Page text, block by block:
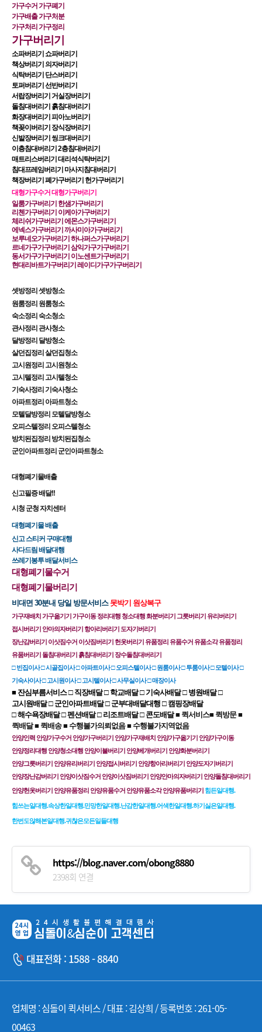
가구수거 가구폐기
가구배출 가구처분
가구처리 가구정리
가구버리기
소파버리기 쇼파버리기
책상버리기 의자버리기
식탁버리기 단스버리기
토퍼버리기 선반버리기
서랍장버리기 거실장버리기
돌침대버리기 흙침대버리기
화장대버리기 피아노버리기
책꽂이버리기 장식장버리기
신발장버리기 씽크대버리기
이층침대버리기 2층침대버리기
매트리스버리기 대리석식탁버리기
침대프레임버리기 마사지침대버리기
책장버리기 폐가구버리기 헌가구버리기
대형가구수거 대형가구버리기
일룸가구버리기 한샘가구버리기
리첸가구버리기 이케아가구버리기
체리쉬가구버리기 에몬스가구버리기
에넥스가구버리기 까사미아가구버리기
보루네오가구버리기 하나퍼스가구버리기
르네가구가구버리기 삼익가구가구버리기
동서가구가구버리기 이노센트가구버리기
현대리바트가구버리기 레이디가구가구버리기
​셋방정리 셋방청소
원룸정리 원룸청소
숙소정리 숙소청소
관사정리 관사청소
달방정리 달방청소
살던집정리 살던집청소
고시원정리 고시원청소
고시텔정리 고시텔청소
기숙사정리 기숙사청소
아파트정리 아파트청소
모텔달방정리 모텔달방청소
오피스텔정리 오피스텔청소
방치된집정리 방치된집청소
군인아파트정리 군인아파트청소 ​
대형폐기물배출
신고필증 배달!!
시청 군청 자치센터
대형폐기물 배출
신고 스티커 구매대행
사다드림 배달대행
쓰레기봉투 배달서비스
​대형폐기물수거
대형폐기물버리기
비대면 30분내 당일 방문​서비스​ 못박기 원상복구
가구재배치 가구옮기기 가구이동 정리대행 청소대행 화분버리기 그릇버리기 유리버리기
접시버리기 안마의자버리기 항아리버리기 도자기버리기
장난감버리기 이삿짐수거 이삿짐버리기 헌옷버리기 유품정리 유품수거 유품소각 유품정리
유품버리기 돌침대버리기 흙침대버리기 장수돌침대버리기
​​□ 빈집이사 □ 시골집이사 □ 아파트이사 □ 오피스텔이사 □ 원룸이사 □ 투룸이사 □ 모텔이사 □
기숙사이사 □ 고시원이사 □ 고시텔이사 □ 사무실이사 □ 매장이사
​​■ 잔심부름서비스 □ 직장배달 □ 학교배달 □ 기숙사배달 □ 병원배달 □
고시원배달 □ 군인아파트배달 □ 군부대배달대행 □ 캠핑장배달
□ 해수욕장배달 □ 펜션배달 □ 리조트배달 □ 콘도배달 ​​​​■ 퀵서비스■ 퀵방문 ■
퀵배달 ■ 퀵배송 ■ 수행불가의뢰없음 ■ 수행불가지역없음
안양인력 안양가구수거 안양가구버리기 안양가구재배치 안양가구옮기기 안양가구이동
안양정리대행 안양청소대행 안양이불버리기 안양베개버리기 안양화분버리기
안양그릇버리기 안양유리버리기 안양접시버리기 안양항아리버리기 안양도자기버리기
안양장난감버리기 안양이삿짐수거 안양이삿짐버리기 안양안마의자버리기 안양돌침대버리기
안양헌옷버리기 안양유품정리 안양유품수거 안양유품소각 안양유품버리기힘든일대행.
힘쓰는일대행.속상한일대행.민망한일대행.난감한일​대행.어색한일대행.하기싫은일​대행.
한번도않해본일대행.귀찮은모든일들대행
https://blog.naver.com/obong8880
2398회 연결
대표전화 : 1588 - 8840
업체명 : 심돌이 퀵서비스 / 대표 : 김상희 / 등록번호 : 261-05-
00463